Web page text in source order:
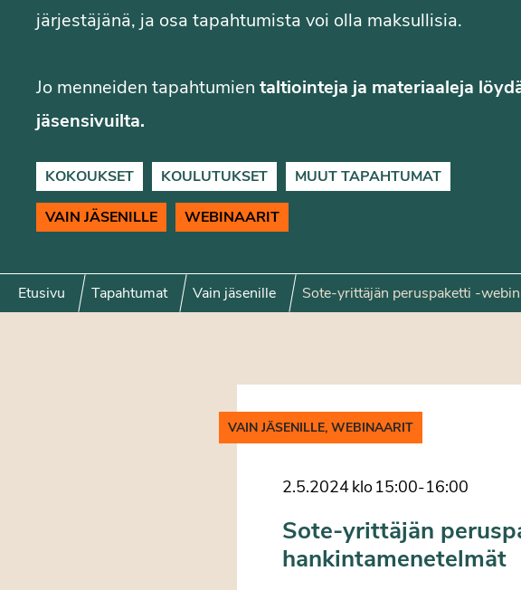
järjestäjänä, ja osa tapahtumista voi olla maksullisia.
Jo menneiden tapahtumien taltiointeja ja materiaaleja
jäsensivuilta.
KOKOUKSET KOULUTUKSET MUUT TAPAHTUMAT
VAIN JÄSENILLE WEBINAARIT
Etusivu Tapahtumat Vain jäsenille Sote-yrittäjän peruspaketti -
VAIN JÄSENILLE, WEBINAARIT
2.5.2024klo15:00-16:00
Sote-yrittäjän
hankintamenetelmät